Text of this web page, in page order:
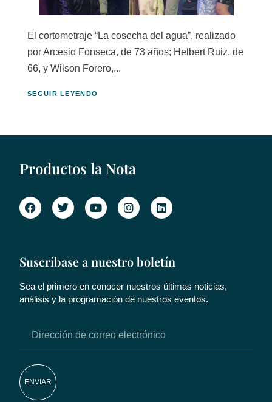
El cortometraje “La cosecha del agua”, realizado
por Arcesio Fonseca, de 73 años; Helbert Ruiz, de
66, y Wilson Forero,...
SEGUIR LEYENDO
Productos la Nota
Suscríbase a nuestro boletín
Sea el primero en conocer nuestros últimas noticias,
análisis y la programación de nuestros eventos.
ENVIAR